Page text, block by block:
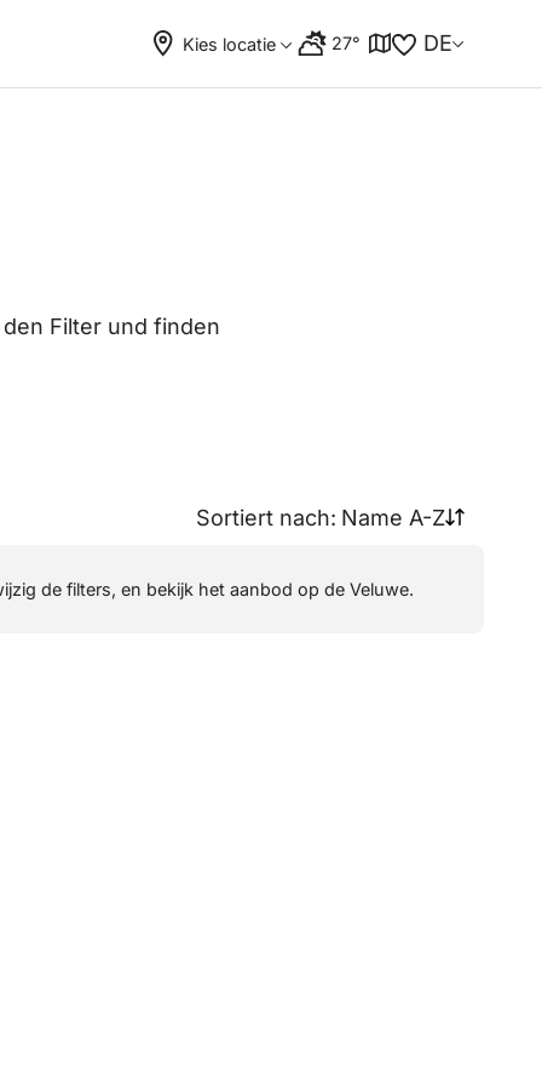
Kies locatie 27° DE
Filter und finden
Sortiert nach: Name A-Z
de filters, en bekijk het aanbod op de Veluwe.